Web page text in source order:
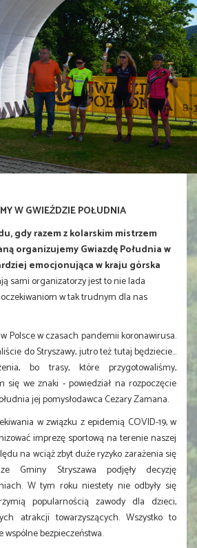
W GWIEŹDZIE POŁUDNIA
gdy razem z kolarskim mistrzem
organizujemy Gwiazdę Południa w
emocjonująca w kraju górska
sami organizatorzy jest to nie lada
w tak trudnym dla nas
Polsce w czasach pandemii koronawirusa.
do Stryszawy, jutro też tutaj będziecie…
bo trasy, które przygotowaliśmy,
się we znaki - powiedział na rozpoczęcie
jej pomysłodawca Cezary Zamana.
w związku z epidemią COVID-19, w
imprezę sportową na terenie naszej
na wciąż zbyt duże ryzyko zarażenia się
Gminy Stryszawa podjęły decyzję
W tym roku niestety nie odbyły się
popularnością zawody dla dzieci,
atrakcji towarzyszących. Wszystko to
bezpieczeństwa.